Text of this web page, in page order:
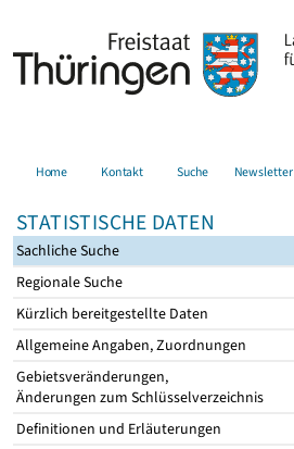
Home Kontakt Suche Newsletter
STATISTISCHE DATEN
Sachliche Suche
Regionale Suche
Kürzlich bereitgestellte Daten
Allgemeine Angaben, Zuordnungen
Gebietsveränderungen,
Änderungen zum Schlüsselverzeichnis
Definitionen und Erläuterungen